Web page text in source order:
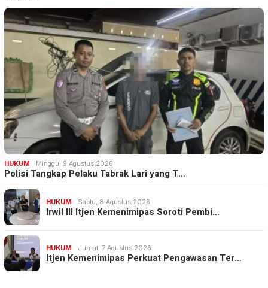
HUKUM Minggu, 9 Agustus 2026
Polisi Tangkap Pelaku Tabrak Lari yang T…
HUKUM Sabtu, 8 Agustus 2026
Irwil III Itjen Kemenimipas Soroti Pembi…
HUKUM Jumat, 7 Agustus 2026
Itjen Kemenimipas Perkuat Pengawasan Ter…